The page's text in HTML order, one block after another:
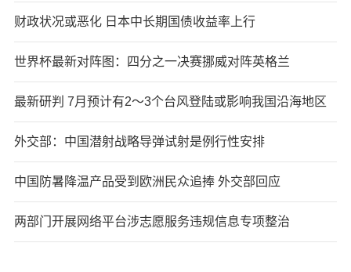
财政状况或恶化 日本中长期国债收益率上行
世界杯最新对阵图：四分之一决赛挪威对阵英格兰
最新研判 7月预计有2～3个台风登陆或影响我国沿海地区
外交部：中国潜射战略导弹试射是例行性安排
中国防暑降温产品受到欧洲民众追捧 外交部回应
两部门开展网络平台涉志愿服务违规信息专项整治